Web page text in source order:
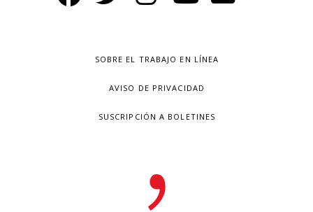
SOBRE EL TRABAJO EN LÍNEA
AVISO DE PRIVACIDAD
SUSCRIPCIÓN A BOLETINES